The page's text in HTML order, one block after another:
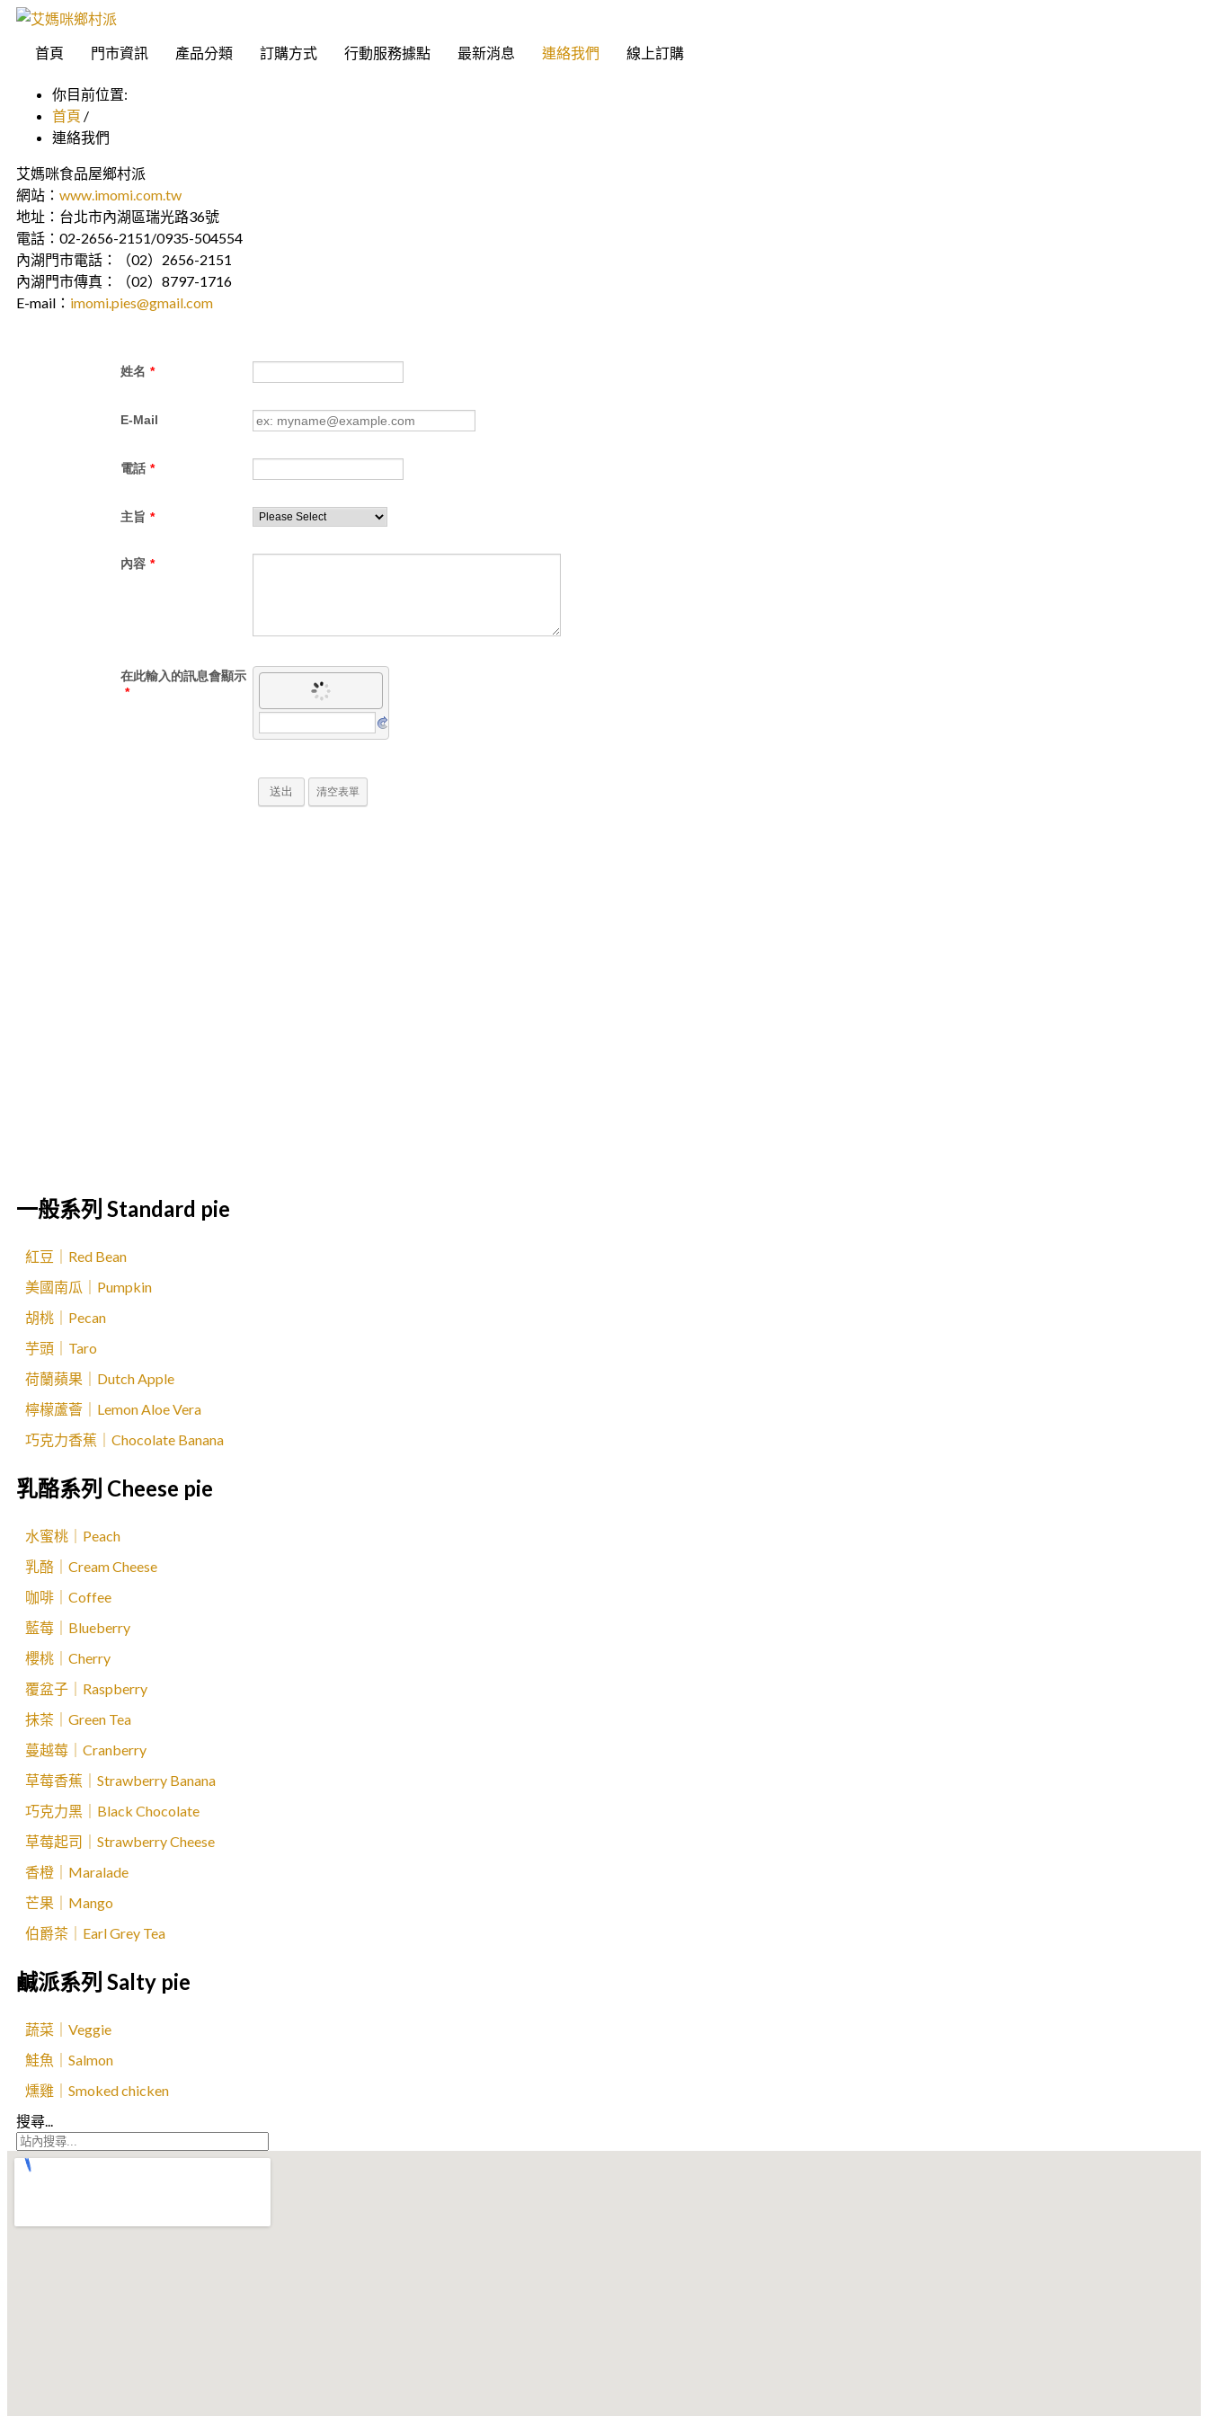
首頁 門市資訊 產品分類 訂購方式 行動服務據點 最新消息 連絡我們 線上訂購
你目前位置:
首頁 /
連絡我們
艾媽咪食品屋鄉村派
網站： www.imomi.com.tw
地址：台北市內湖區瑞光路36號
電話：02-2656-2151/0935-504554
內湖門市電話：（02）2656-2151
內湖門市傳真：（02）8797-1716
E-mail： imomi.pies@gmail.com
一般系列 Standard pie
紅豆｜Red Bean
美國南瓜｜Pumpkin
胡桃｜Pecan
芋頭｜Taro
荷蘭蘋果｜Dutch Apple
檸檬蘆薈｜Lemon Aloe Vera
巧克力香蕉｜Chocolate Banana
乳酪系列 Cheese pie
水蜜桃｜Peach
乳酪｜Cream Cheese
咖啡｜Coffee
藍莓｜Blueberry
櫻桃｜Cherry
覆盆子｜Raspberry
抹茶｜Green Tea
蔓越莓｜Cranberry
草莓香蕉｜Strawberry Banana
巧克力黑｜Black Chocolate
草莓起司｜Strawberry Cheese
香橙｜Maralade
芒果｜Mango
伯爵茶｜Earl Grey Tea
鹹派系列 Salty pie
蔬菜｜Veggie
鮭魚｜Salmon
燻雞｜Smoked chicken
搜尋...